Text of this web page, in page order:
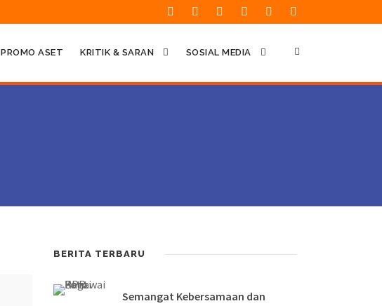
PROMO ASET KRITIK & SARAN SOSIAL MEDIA
BERITA TERBARU
Semangat Kebersamaan dan